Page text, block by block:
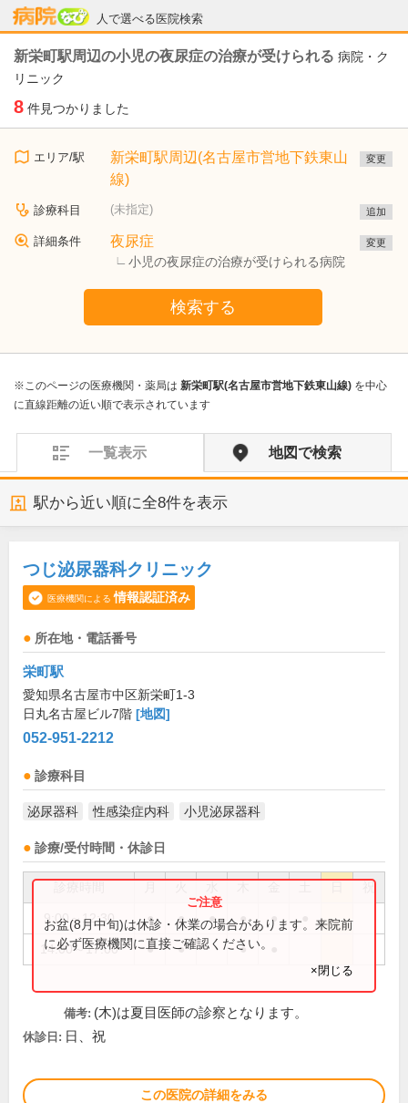
人で選べる医院検索
病院なび
新栄町駅周辺の小児の夜尿症の治療が受けられる 病院・ク
リニック
8 件見つかりました
エリア/駅
新栄町駅周辺(名古屋市営地下鉄東山
線)
変更
診療科目 (未指定) 追加
詳細条件 夜尿症
小児の夜尿症の治療が受けられる病院
変更
検索する
※このページの医療機関・薬局は 新栄町駅(名古屋市営地下鉄東山線) を中心
に直線距離の近い順で表示されています
一覧表示 地図で検索
駅から近い順に全8件を表示
つじ泌尿器科クリニック
医療機関による 情報認証済み
所在地・電話番号
栄町駅
愛知県名古屋市中区新栄町1-3
日丸名古屋ビル7階 [地図]
052-951-2212
診療科目
泌尿器科 性感染症内科 小児泌尿器科
診療/受付時間・休診日
祝
9:00～12:30 ● ● ● ● ●
14:00～17:00 ● ● ●
お盆(8月中旬)は休診・休業の場合があります。来院前
に必ず医療機関に直接ご確認ください。
×閉じる
備考: (木)は夏目医師の診察となります。
休診日: 日、祝
この医院の詳細をみる